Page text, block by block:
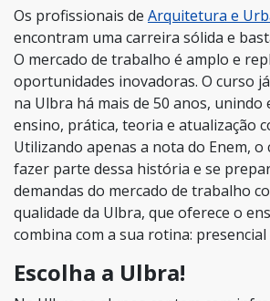
Os profissionais de Arquitetura e
encontram uma carreira sólida e
O mercado de trabalho é amplo e
oportunidades inovadoras. O curso
na Ulbra há mais de 50 anos, unindo
ensino, prática, teoria e atualização
Utilizando apenas a nota do Enem, o
fazer parte dessa história e se
demandas do mercado de trabalho
qualidade da Ulbra, que oferece o
combina com a sua rotina:
Escolha a Ulbra!